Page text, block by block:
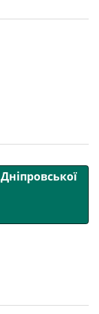
Дніпровської